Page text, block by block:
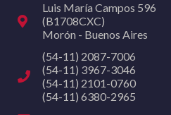
Luis María Campos 596
(B1708CXC)
Morón - Buenos Aires
(54-11) 2087-7006
(54-11) 3967-3046
(54-11) 2101-0760
(54-11) 6380-2965